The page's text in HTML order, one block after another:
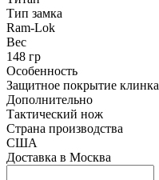
Тип замка
Ram-Lok
Вес
148 гр
Особенность
Защитное покрытие клинка
Дополнительно
Тактический нож
Страна производства
США
Доставка в Москва